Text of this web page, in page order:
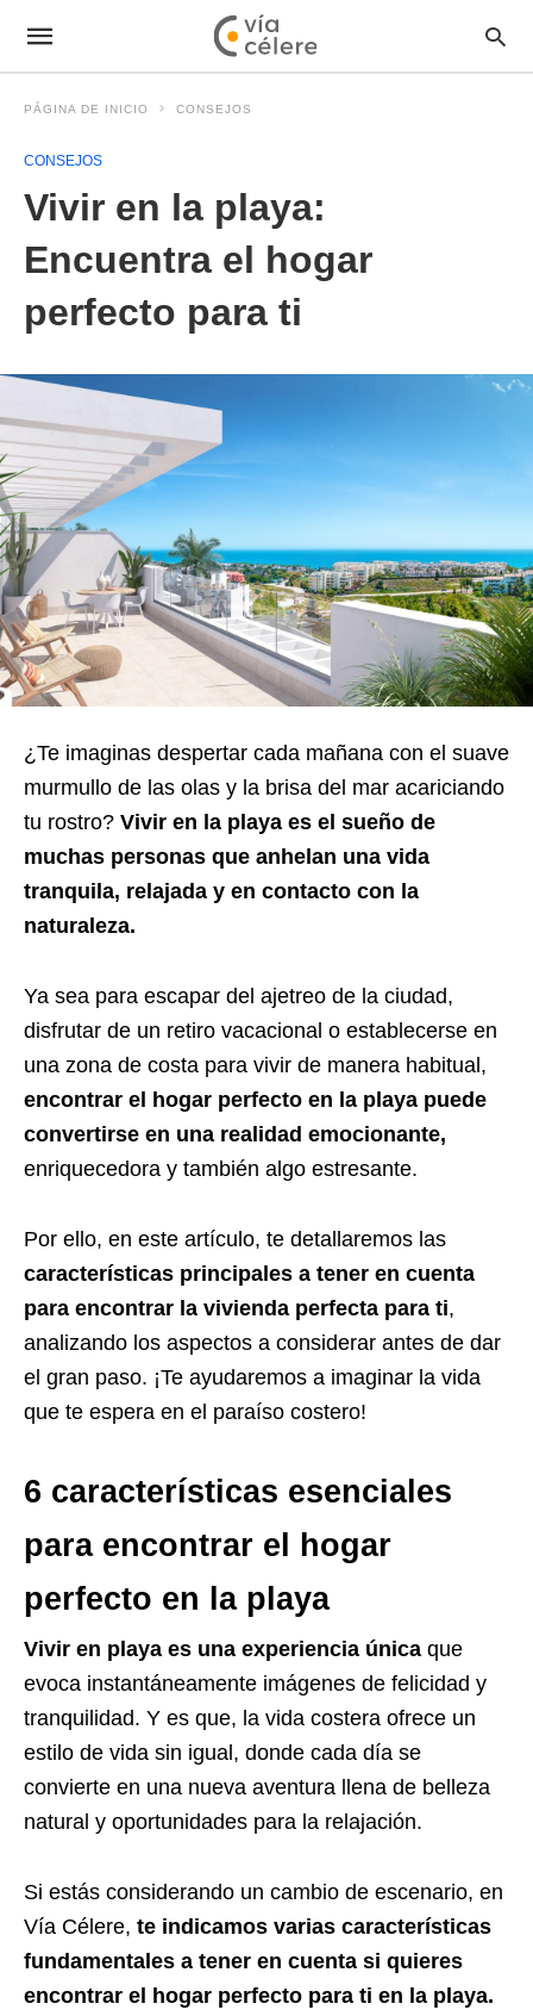
PÁGINA DE INICIO CONSEJOS
CONSEJOS
Vivir en la playa:
Encuentra el hogar
perfecto para ti
¿Te imaginas despertar cada mañana con el suave
murmullo de las olas y la brisa del mar acariciando
tu rostro? Vivir en la playa es el sueño de
muchas personas que anhelan una vida
tranquila, relajada y en contacto con la
naturaleza.
Ya sea para escapar del ajetreo de la ciudad,
disfrutar de un retiro vacacional o establecerse en
una zona de costa para vivir de manera habitual,
encontrar el hogar perfecto en la playa puede
convertirse en una realidad emocionante,
enriquecedora y también algo estresante.
Por ello, en este artículo, te detallaremos las
características principales a tener en cuenta
para encontrar la vivienda perfecta para ti,
analizando los aspectos a considerar antes de dar
el gran paso. ¡Te ayudaremos a imaginar la vida
que te espera en el paraíso costero!
6 características esenciales
para encontrar el hogar
perfecto en la playa
Vivir en playa es una experiencia única que
evoca instantáneamente imágenes de felicidad y
tranquilidad. Y es que, la vida costera ofrece un
estilo de vida sin igual, donde cada día se
convierte en una nueva aventura llena de belleza
natural y oportunidades para la relajación.
Si estás considerando un cambio de escenario, en
Vía Célere, te indicamos varias características
fundamentales a tener en cuenta si quieres
encontrar el hogar perfecto para ti en la playa.